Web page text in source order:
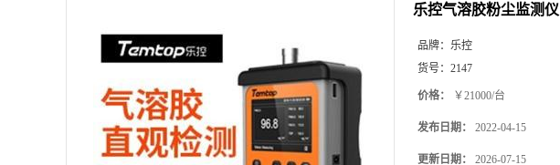
乐控气溶胶粉尘监测仪
品牌： 乐控
货号： 2147
价格： ￥21000/台
发布日期： 2022-04-15
更新日期： 2026-07-15